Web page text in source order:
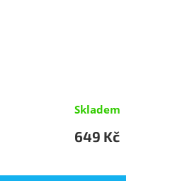
Skladem
649 Kč